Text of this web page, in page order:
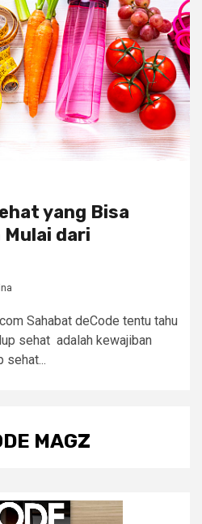
yang Bisa
Mulai dari
Sahabat deCode tentu tahu
sehat adalah kewajiban
sehat...
MAGZ